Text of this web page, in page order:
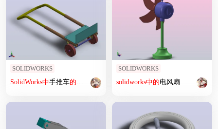
SOLIDWORKS
SolidWorks中手推车的 与装配
SOLIDWORKS
solidworks中的电风扇